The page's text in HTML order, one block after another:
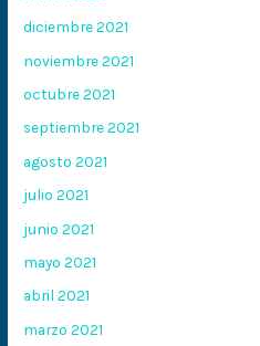
diciembre 2021
noviembre 2021
octubre 2021
septiembre 2021
agosto 2021
julio 2021
junio 2021
mayo 2021
abril 2021
marzo 2021